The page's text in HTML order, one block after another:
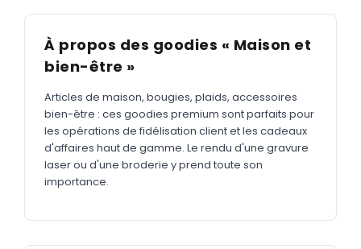
À propos des goodies « Maison et
bien-être »
Articles de maison, bougies, plaids, accessoires
bien-être : ces goodies premium sont parfaits pour
les opérations de fidélisation client et les cadeaux
d'affaires haut de gamme. Le rendu d'une gravure
laser ou d'une broderie y prend toute son
importance.